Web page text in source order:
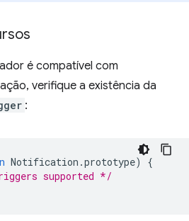
é compatível com
verifique a existência da
:
Notification .prototype)
{
supported */